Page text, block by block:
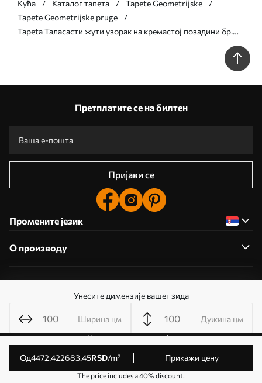
Унесите димензије вашег зида
Ширина цм Дужина цм
од4472.422683.45RSD/m² Прикажи цену
The price includes a 40% discount.
Кућа Каталог тапета
Tapete Geometrijske
Tapete Geometrijske pruge
Tapeta Таласасти жути узорак на кремастој позадини бр.
Претплатите се на билтен
Пријави се
Промените језик
О производу
О компанији
Уредите дозволе колачића
© 2011- 2026 Uwalls . Сва права задржана. Управља KLW
Sp. z o.o. ИД за ПДВ: PL9223057591.